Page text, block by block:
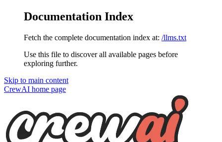
Documentation Index
Fetch the complete documentation index at: /llms.txt
Use this file to discover all available pages before
exploring further.
Skip to main content
CrewAI home page